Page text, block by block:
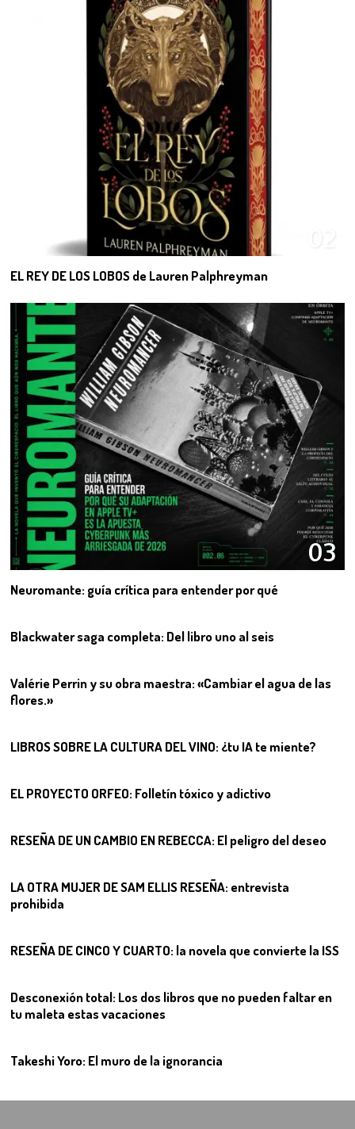
EL REY DE LOS LOBOS de Lauren Palphreyman
03
Neuromante: guía crítica para entender por qué
Blackwater saga completa: Del libro uno al seis
Valérie Perrin y su obra maestra: «Cambiar el agua de las
flores.»
LIBROS SOBRE LA CULTURA DEL VINO: ¿tu IA te miente?07
EL PROYECTO ORFEO: Folletín tóxico y adictivo
RESEÑA DE UN CAMBIO EN REBECCA: El peligro del deseo
09
LA OTRA MUJER DE SAM ELLIS RESEÑA: entrevista
prohibida
RESEÑA DE CINCO Y CUARTO: la novela que convierte la ISS
11
Desconexión total: Los dos libros que no pueden faltar en
tu maleta estas vacaciones
Takeshi Yoro: El muro de la ignorancia